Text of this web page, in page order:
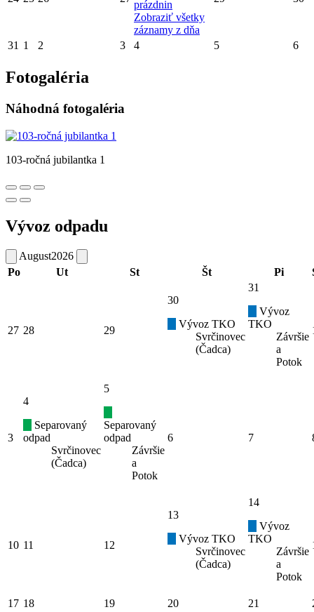
prázdnin
Zobraziť všetky
záznamy z dňa
31 1 2 3 4 5 6
Fotogaléria
Náhodná fotogaléria
103-ročná jubilantka 1
Vývoz odpadu
August2026
Po
Ut St Št Pi
27 28 29
30
Vývoz TKO
Svrčinovec
(Čadca)
31
Vývoz
TKO
Závršie
a
Potok
3
4
Separovaný
odpad
Svrčinovec
(Čadca)
5
Separovaný
odpad
Závršie
a
Potok
6 7
10 11 12
13
Vývoz TKO
Svrčinovec
(Čadca)
14
Vývoz
TKO
Závršie
a
Potok
17 18 19 20 21